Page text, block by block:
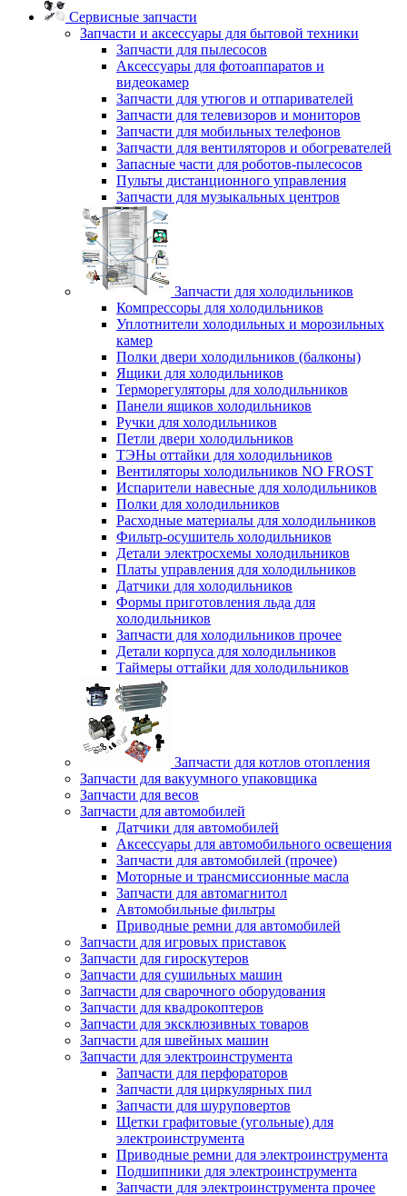
Сервисные запчасти
Запчасти и аксессуары для бытовой техники
Запчасти для пылесосов
Аксессуары для фотоаппаратов и
видеокамер
Запчасти для утюгов и отпаривателей
Запчасти для телевизоров и мониторов
Запчасти для мобильных телефонов
Запчасти для вентиляторов и обогревателей
Запасные части для роботов-пылесосов
Пульты дистанционного управления
Запчасти для музыкальных центров
Запчасти для холодильников
Компрессоры для холодильников
Уплотнители холодильных и морозильных
камер
Полки двери холодильников (балконы)
Ящики для холодильников
Терморегуляторы для холодильников
Панели ящиков холодильников
Ручки для холодильников
Петли двери холодильников
ТЭНы оттайки для холодильников
Вентиляторы холодильников NO FROST
Испарители навесные для холодильников
Полки для холодильников
Расходные материалы для холодильников
Фильтр-осушитель холодильников
Детали электросхемы холодильников
Платы управления для холодильников
Датчики для холодильников
Формы приготовления льда для
холодильников
Запчасти для холодильников прочее
Детали корпуса для холодильников
Таймеры оттайки для холодильников
Запчасти для котлов отопления
Запчасти для вакуумного упаковщика
Запчасти для весов
Запчасти для автомобилей
Датчики для автомобилей
Аксессуары для автомобильного освещения
Запчасти для автомобилей (прочее)
Моторные и трансмиссионные масла
Запчасти для автомагнитол
Автомобильные фильтры
Приводные ремни для автомобилей
Запчасти для игровых приставок
Запчасти для гироскутеров
Запчасти для сушильных машин
Запчасти для сварочного оборудования
Запчасти для квадрокоптеров
Запчасти для эксклюзивных товаров
Запчасти для швейных машин
Запчасти для электроинструмента
Запчасти для перфораторов
Запчасти для циркулярных пил
Запчасти для шуруповертов
Щетки графитовые (угольные) для
электроинструмента
Приводные ремни для электроинструмента
Подшипники для электроинструмента
Запчасти для электроинструмента прочее